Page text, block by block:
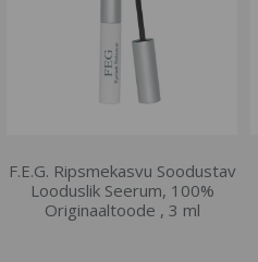
F.E.G. Ripsmekasvu Soodustav
Looduslik Seerum, 100%
Originaaltoode , 3 ml